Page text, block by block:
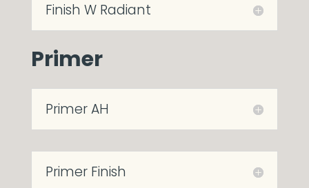
Finish W Radiant
Primer
Primer AH
Primer Finish